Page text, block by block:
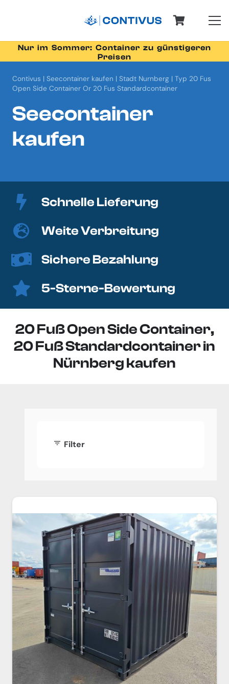
Nur im Sommer: Container zu günstigeren
Preisen
Contivus | Seecontainer kaufen | Stadt Nurnberg | Typ 20 Fus
Open Side Container Or 20 Fus Standardcontainer
Seecontainer
kaufen
Schnelle Lieferung
Weite Verbreitung
Sichere Bezahlung
5-Sterne-Bewertung
20 Fuß Open Side Container,
20 Fuß Standardcontainer in
Nürnberg kaufen
filter_list Filter